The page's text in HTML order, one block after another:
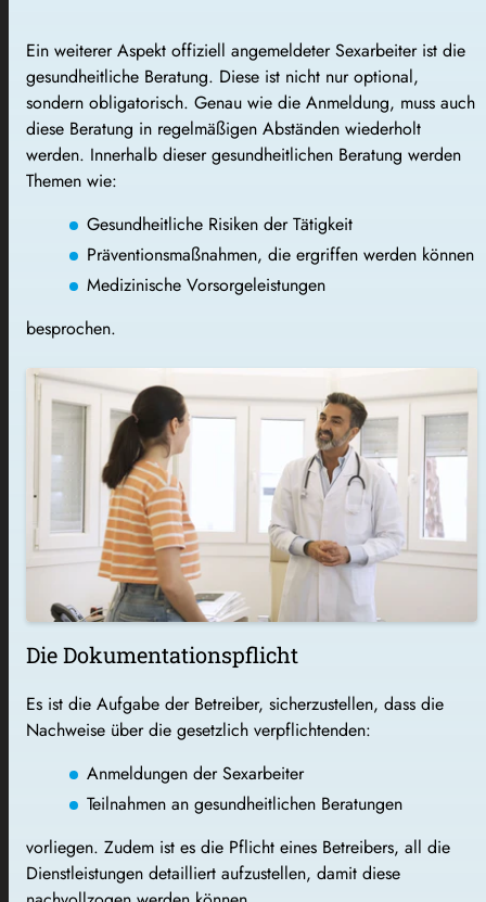
Ein weiterer Aspekt offiziell angemeldeter Sexarbeiter ist die
gesundheitliche Beratung. Diese ist nicht nur optional,
sondern obligatorisch. Genau wie die Anmeldung, muss auch
diese Beratung in regelmäßigen Abständen wiederholt
werden. Innerhalb dieser gesundheitlichen Beratung werden
Themen wie:
Gesundheitliche Risiken der Tätigkeit
Präventionsmaßnahmen, die ergriffen werden können
Medizinische Vorsorgeleistungen
besprochen.
Die Dokumentationspflicht
Es ist die Aufgabe der Betreiber, sicherzustellen, dass die
Nachweise über die gesetzlich verpflichtenden:
Anmeldungen der Sexarbeiter
Teilnahmen an gesundheitlichen Beratungen
vorliegen. Zudem ist es die Pflicht eines Betreibers, all die
Dienstleistungen detailliert aufzustellen, damit diese